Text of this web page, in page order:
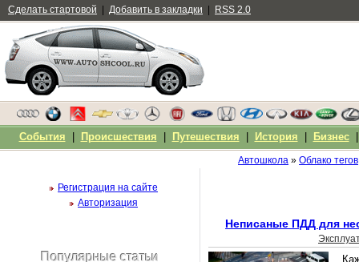
Автошкола » Облако тегов
Неписаные ПДД для
Регистрация на сайте
Авторизация
Популярные статьи
Сделать стартовой Добавить в закладки RSS 2.0
События Происшествия Путешествия История Бизнес